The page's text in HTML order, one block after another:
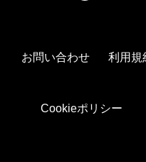
お問い合わせ 利用規
Cookieポリシー